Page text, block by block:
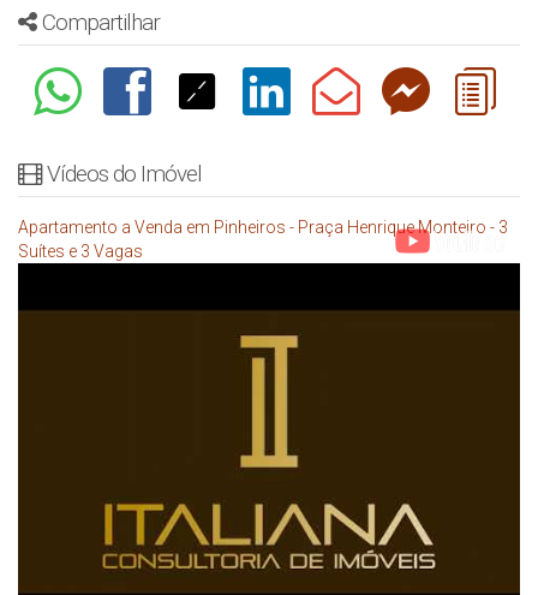
Compartilhar
Vídeos do Imóvel
Apartamento a Venda em Pinheiros - Praça Henrique Monteiro - 3
Suítes e 3 Vagas